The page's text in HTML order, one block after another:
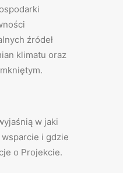
źródeł
klimatu oraz
w jaki
i gdzie
o Projekcie.